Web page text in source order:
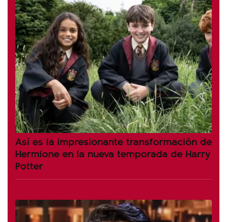
Así es la impresionante transformación de
Hermione en la nueva temporada de Harry
Potter